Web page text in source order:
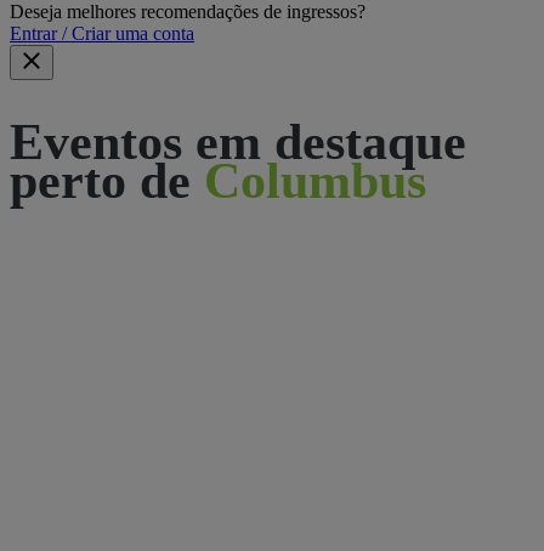
Deseja melhores recomendações de ingressos?
Entrar / Criar uma conta
Eventos em destaque
perto de Columbus